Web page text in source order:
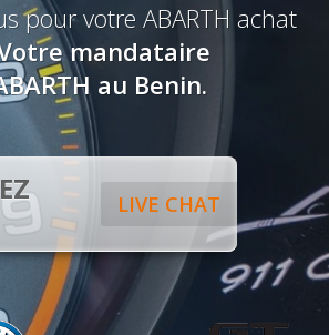
pour votre ABARTH achat
mandataire
au Benin.
LIVE CHAT